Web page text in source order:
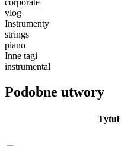
vlog
Instrumenty
strings
piano
Inne tagi
instrumental
Podobne utwory
Tytuł